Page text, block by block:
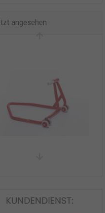
angesehen